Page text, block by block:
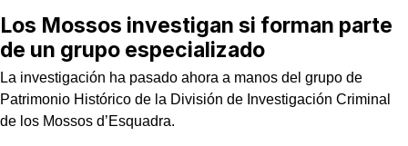
Los Mossos investigan si forman parte
de un grupo especializado
La investigación ha pasado ahora a manos del grupo de
Patrimonio Histórico de la División de Investigación Criminal
de los Mossos d’Esquadra.